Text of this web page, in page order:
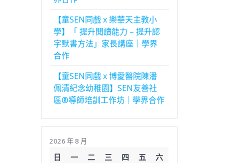
【童SEN同戲 x 樂華天主教小
學】「 提升閱讀能力 – 提升認
字默書方法」家長講座｜學界
合作
【童SEN同戲 x 博愛醫院陳潘
佩清紀念幼稚園】SEN友善社
區®導師培訓工作坊｜學界合作
2026 年 8 月
日 一 二 三 四 五 六